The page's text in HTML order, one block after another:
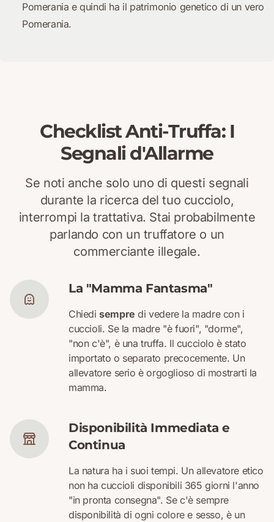
Pomerania e quindi ha il patrimonio genetico di un vero
Pomerania.
Checklist Anti-Truffa: I
Segnali d'Allarme
Se noti anche solo uno di questi segnali
durante la ricerca del tuo cucciolo,
interrompi la trattativa. Stai probabilmente
parlando con un truffatore o un
commerciante illegale.
La "Mamma Fantasma"
Chiedisempre di vedere la madre con i
cuccioli. Se la madre "è fuori", "dorme",
"non c'è", è una truffa. Il cucciolo è stato
importato o separato precocemente. Un
allevatore serio è orgoglioso di mostrarti la
mamma.
Disponibilità Immediata e
Continua
La natura ha i suoi tempi. Un allevatore etico
non ha cuccioli disponibili 365 giorni l'anno
"in pronta consegna". Se c'è sempre
disponibilità di ogni colore e sesso, è un